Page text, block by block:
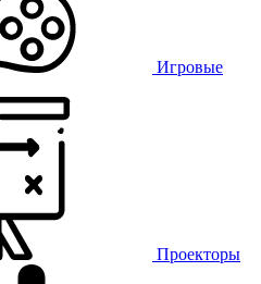
Игровые
Проекторы